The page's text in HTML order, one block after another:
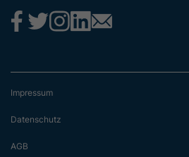
Impressum
Datenschutz
AGB